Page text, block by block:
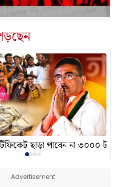
ছাড়া পাবেন না ৩০০০ টাকা
Advertisement